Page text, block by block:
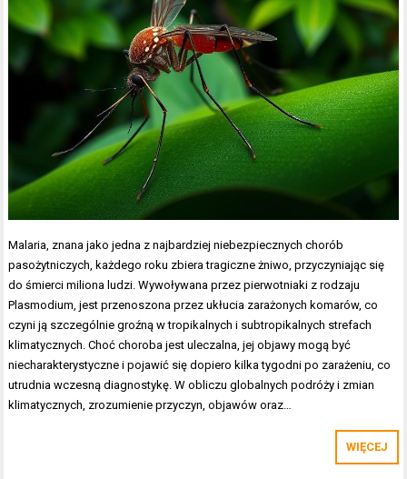
Malaria, znana jako jedna z najbardziej niebezpiecznych chorób
pasożytniczych, każdego roku zbiera tragiczne żniwo, przyczyniając się
do śmierci miliona ludzi. Wywoływana przez pierwotniaki z rodzaju
Plasmodium, jest przenoszona przez ukłucia zarażonych komarów, co
czyni ją szczególnie groźną w tropikalnych i subtropikalnych strefach
klimatycznych. Choć choroba jest uleczalna, jej objawy mogą być
niecharakterystyczne i pojawić się dopiero kilka tygodni po zarażeniu, co
utrudnia wczesną diagnostykę. W obliczu globalnych podróży i zmian
klimatycznych, zrozumienie przyczyn, objawów oraz…
WIĘCEJ